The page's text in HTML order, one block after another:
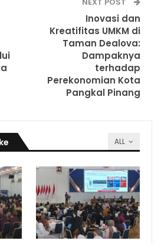
NEXT POST
Inovasi dan
Kreatifitas UMKM di
Taman Dealova:
Dampaknya
terhadap
Perekonomian Kota
Pangkal Pinang
ALL